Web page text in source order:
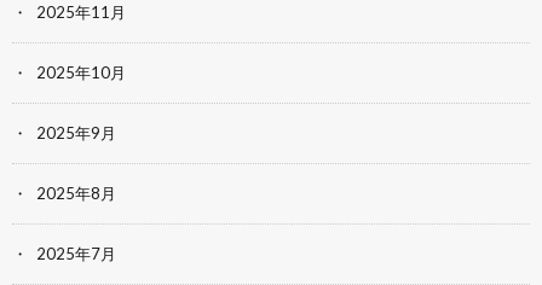
2025年11月
2025年10月
2025年9月
2025年8月
2025年7月